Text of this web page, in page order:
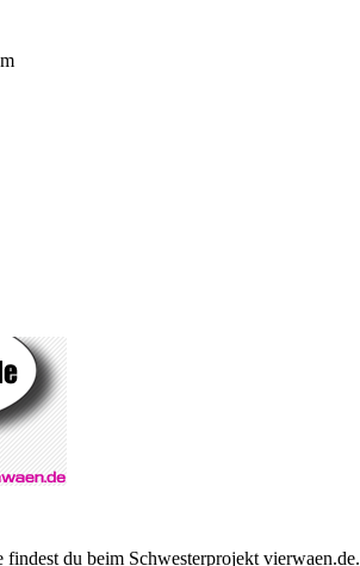
findest du beim Schwesterprojekt vierwaen.de.